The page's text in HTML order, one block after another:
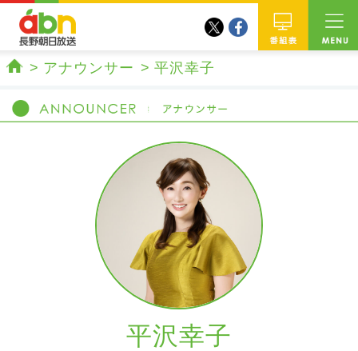
twitterfacebook
アナウンサー 平沢幸子
平沢幸子